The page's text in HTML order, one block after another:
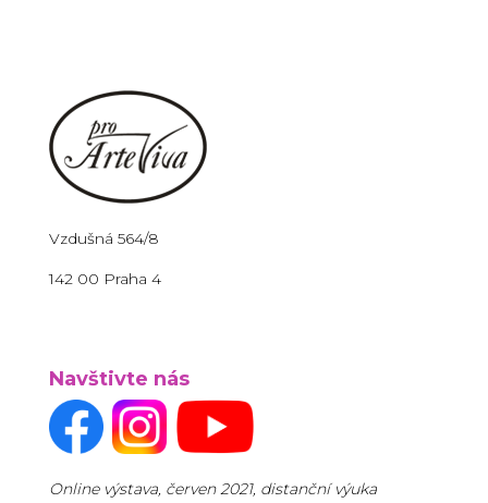
Vzdušná 564/8
142 00 Praha 4
Navštivte nás
Online výstava, červen 2021, distanční výuka